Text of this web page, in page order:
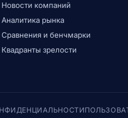
Новости компаний
Аналитика рынка
Сравнения и бенчмарки
Квадранты зрелости